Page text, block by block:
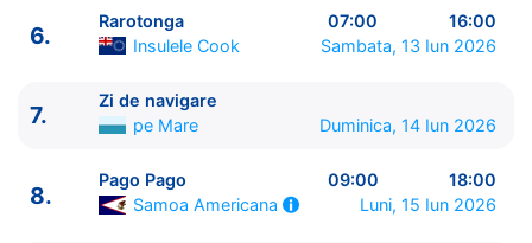
Ziua | Portul | Sosire - Plecare
----------------------------------------
Moorea Polynezia Franceza
3.
Raiatea Polynezia Franceza
07:00 - 17:00
5.
Zi de navigare
0:00 - 0:00
6.
Rarotonga Insulele Cook 07:00 - 16:00
6.
Rarotonga 07:00
16:00
Insulele Cook
Sambata, 13 Iun 2026
7.
Zi de navigare
pe Mare
Duminica, 14 Iun 2026
8.
Pago Pago 09:00
18:00
Samoa Americana
Luni, 15 Iun 2026